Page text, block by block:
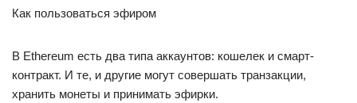
Как пользоваться эфиром
В Ethereum есть два типа аккаунтов: кошелек и смарт-
контракт. И те, и другие могут совершать транзакции,
хранить монеты и принимать эфирки.